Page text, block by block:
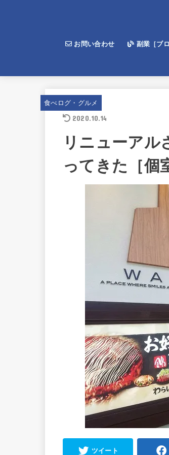
お問い合わせ 副業［ブロ
食べログ・グルメ
2020.10.14
リニューアル
ってきた［個
ツイート